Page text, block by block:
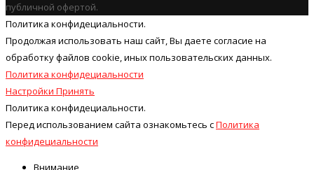
публичной офертой.
Политика конфидециальности.
Продолжая использовать наш cайт, Вы даете согласие на
обработку файлов cookie, иных пользовательских данных.
Политика конфидециальности
Настройки Принять
Политика конфидециальности.
Перед использованием сайта ознакомьтесь сПолитика
конфидециальности
Внимание